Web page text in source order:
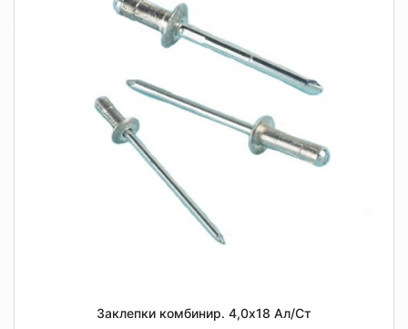
Заклепки комбинир. 4,0х18 Ал/Ст